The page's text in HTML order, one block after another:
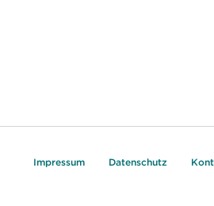
Impressum Datenschutz